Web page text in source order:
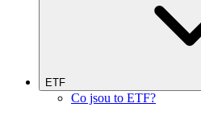
ETF
Co jsou to ETF?